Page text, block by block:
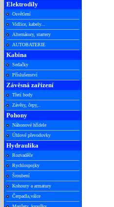
Elektrodíly
Osvětlení
Vidlice, kabely...
Alternátory, startery
AUTOBATERIE
Kabina
Sedačky
Příslušenství
Závěsná zařízení
Třetí body
Závěsy, čepy,..
Pohony
Náhonové hřídele
Úhlové převodovky
Hydraulika
Rozvaděče
Rychlospojky
Šroubení
Kohouty a armatury
Čerpadla,válce